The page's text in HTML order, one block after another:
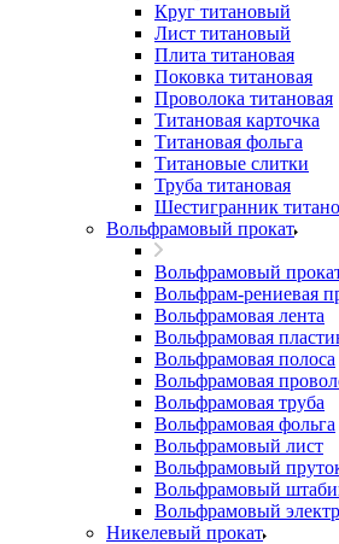
Круг титановый
Лист титановый
Плита титановая
Поковка титановая
Проволока титановая
Титановая карточка
Титановая фольга
Титановые слитки
Труба титановая
Шестигранник
Вольфрамовый прокат
Вольфрамовый
Вольфрам-рениевая
Вольфрамовая лента
Вольфрамовая
Вольфрамовая полоса
Вольфрамовая
Вольфрамовая труба
Вольфрамовая фольга
Вольфрамовый лист
Вольфрамовый
Вольфрамовый
Вольфрамовый
Никелевый прокат